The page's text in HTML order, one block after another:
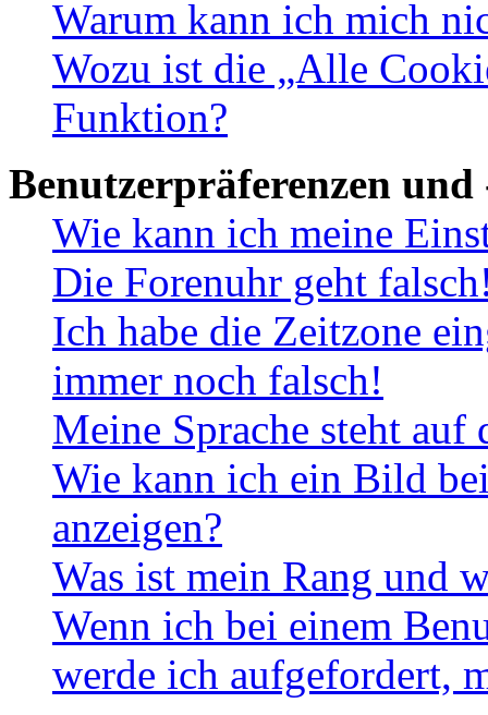
Warum kann ich mich
Wozu ist die „Alle
Funktion?
Benutzerpräferenzen und
Wie kann ich meine
Die Forenuhr geht
Ich habe die Zeitzone
immer noch falsch!
Meine Sprache steht
Wie kann ich ein Bild
anzeigen?
Was ist mein Rang und
Wenn ich bei einem
werde ich aufgefordert,